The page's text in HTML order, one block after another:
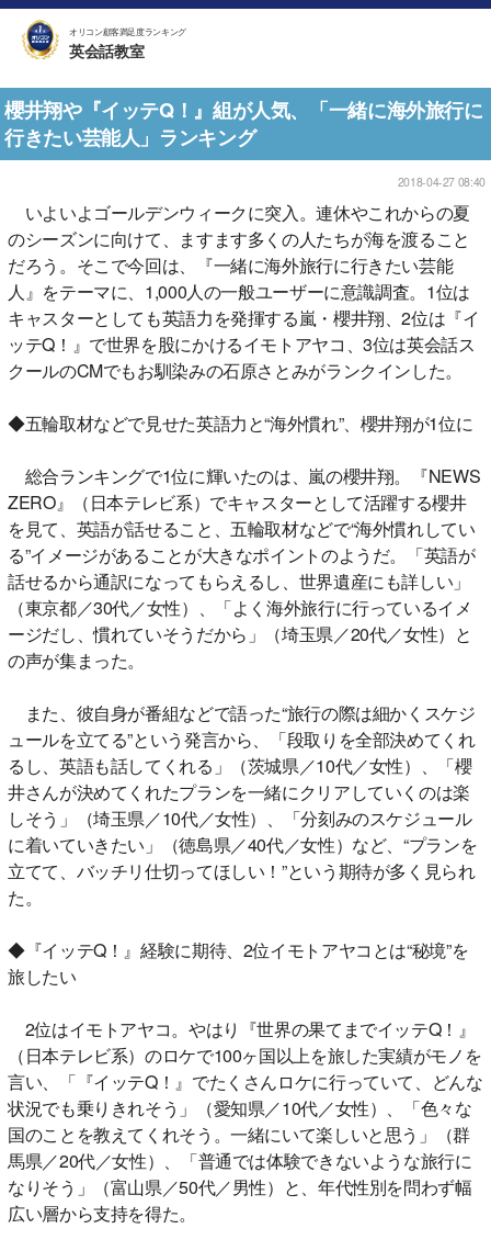
オリコン顧客満足度ランキング
英会話教室
櫻井翔や『イッテQ！』組が人気、「一緒に海外旅行に
行きたい芸能人」ランキング
2018-04-27 08:40
いよいよゴールデンウィークに突入。連休やこれからの夏
のシーズンに向けて、ますます多くの人たちが海を渡ること
だろう。そこで今回は、『一緒に海外旅行に行きたい芸能
人』をテーマに、1,000人の一般ユーザーに意識調査。1位は
キャスターとしても英語力を発揮する嵐・櫻井翔、2位は『イ
ッテQ！』で世界を股にかけるイモトアヤコ、3位は英会話ス
クールのCMでもお馴染みの石原さとみがランクインした。
◆五輪取材などで見せた英語力と“海外慣れ”、櫻井翔が1位に
総合ランキングで1位に輝いたのは、嵐の櫻井翔。『NEWS
ZERO』（日本テレビ系）でキャスターとして活躍する櫻井
を見て、英語が話せること、五輪取材などで“海外慣れしてい
る”イメージがあることが大きなポイントのようだ。「英語が
話せるから通訳になってもらえるし、世界遺産にも詳しい」
（東京都／30代／女性）、「よく海外旅行に行っているイメ
ージだし、慣れていそうだから」（埼玉県／20代／女性）と
の声が集まった。
また、彼自身が番組などで語った“旅行の際は細かくスケジ
ュールを立てる”という発言から、「段取りを全部決めてくれ
るし、英語も話してくれる」（茨城県／10代／女性）、「櫻
井さんが決めてくれたプランを一緒にクリアしていくのは楽
しそう」（埼玉県／10代／女性）、「分刻みのスケジュール
に着いていきたい」（徳島県／40代／女性）など、“プランを
立てて、バッチリ仕切ってほしい！”という期待が多く見られ
た。
◆『イッテQ！』経験に期待、2位イモトアヤコとは“秘境”を
旅したい
2位はイモトアヤコ。やはり『世界の果てまでイッテQ！』
（日本テレビ系）のロケで100ヶ国以上を旅した実績がモノを
言い、「『イッテQ！』でたくさんロケに行っていて、どんな
状況でも乗りきれそう」（愛知県／10代／女性）、「色々な
国のことを教えてくれそう。一緒にいて楽しいと思う」（群
馬県／20代／女性）、「普通では体験できないような旅行に
なりそう」（富山県／50代／男性）と、年代性別を問わず幅
広い層から支持を得た。